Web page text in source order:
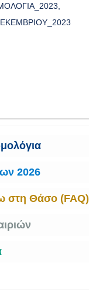
2026
στη Θάσο (FAQ)